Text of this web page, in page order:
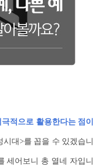
적으로 활용한다는 점이
대>를 꼽을 수 있겠습니
세어보니 총 열네 자입니